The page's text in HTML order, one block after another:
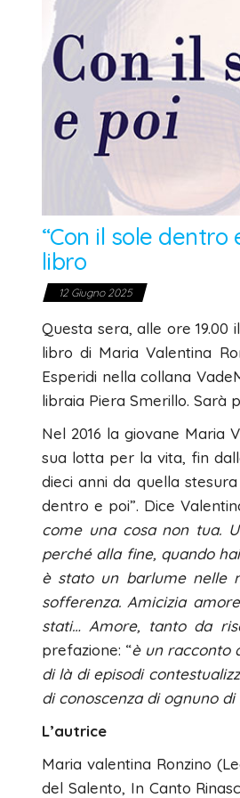
“Con il sole
libro
12 Giugno 2025
Questa sera, alle ore
libro di Maria Valentina
Esperidi nella collana
libraia Piera Smerillo. Sarà
Nel 2016 la giovane Maria
sua lotta per la vita, fin
dieci anni da quella
dentro e poi”. Dice
come una cosa non tua.
perché alla fine, quando
è stato un barlume nelle
sofferenza. Amicizia
stati… Amore, tanto da
prefazione: “è un racconto
di là di episodi
di conoscenza di ognuno di
L’autrice
Maria valentina Ronzino
del Salento, In Canto